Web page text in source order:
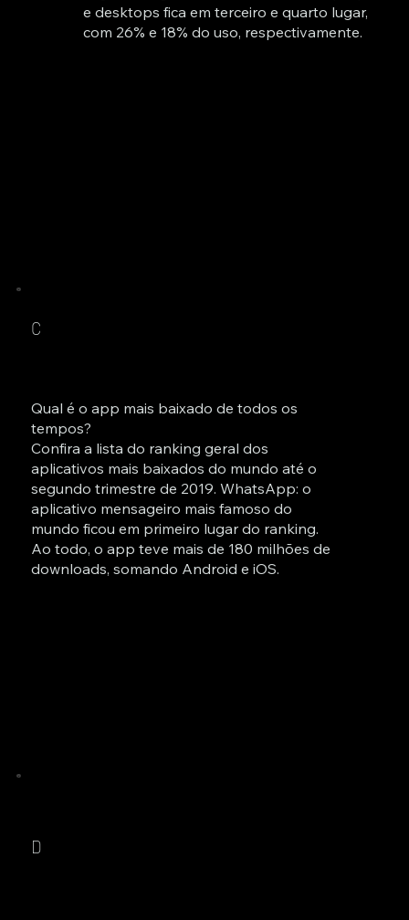
e desktops fica em terceiro e quarto lugar,
com 26% e 18% do uso, respectivamente.
C
Qual é o app mais baixado de todos os
tempos?
Confira a lista do ranking geral dos
aplicativos mais baixados do mundo até o
segundo trimestre de 2019. WhatsApp: o
aplicativo mensageiro mais famoso do
mundo ficou em primeiro lugar do ranking.
Ao todo, o app teve mais de 180 milhões de
downloads, somando Android e iOS.
D